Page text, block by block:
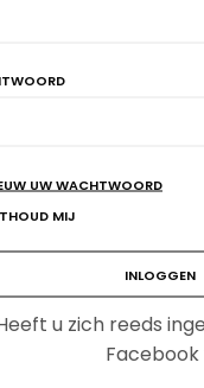
de grote terugkeer
voedingsmiddelen
Een stand van zaken …
aan
vlak van zout. Voor het
op basis …
UW WACHTWOORD
MIJ
u zich reeds
Facebook